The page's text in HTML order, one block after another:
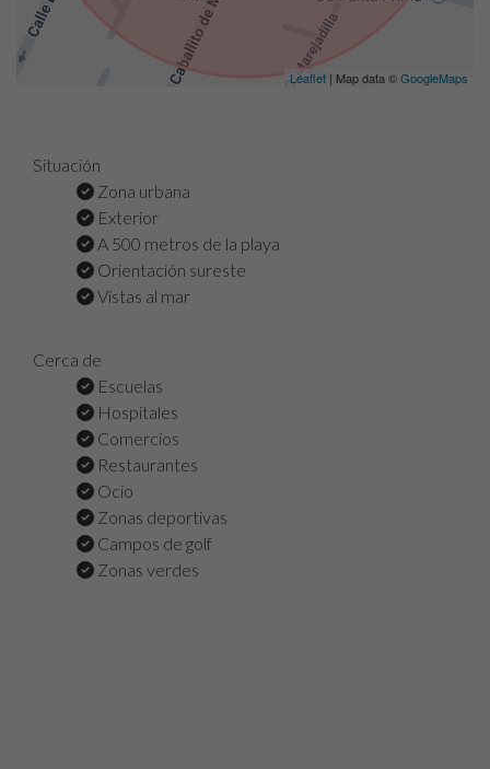
Leaflet | Map data ©GoogleMaps
Situación
Zona urbana
Exterior
A 500 metros de la playa
Orientación sureste
Vistas al mar
Cerca de
Escuelas
Hospitales
Comercios
Restaurantes
Ocio
Zonas deportivas
Campos de golf
Zonas verdes